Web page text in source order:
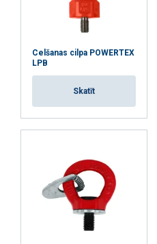
Celšanas cilpa POWERTEX
LPB
Skatīt